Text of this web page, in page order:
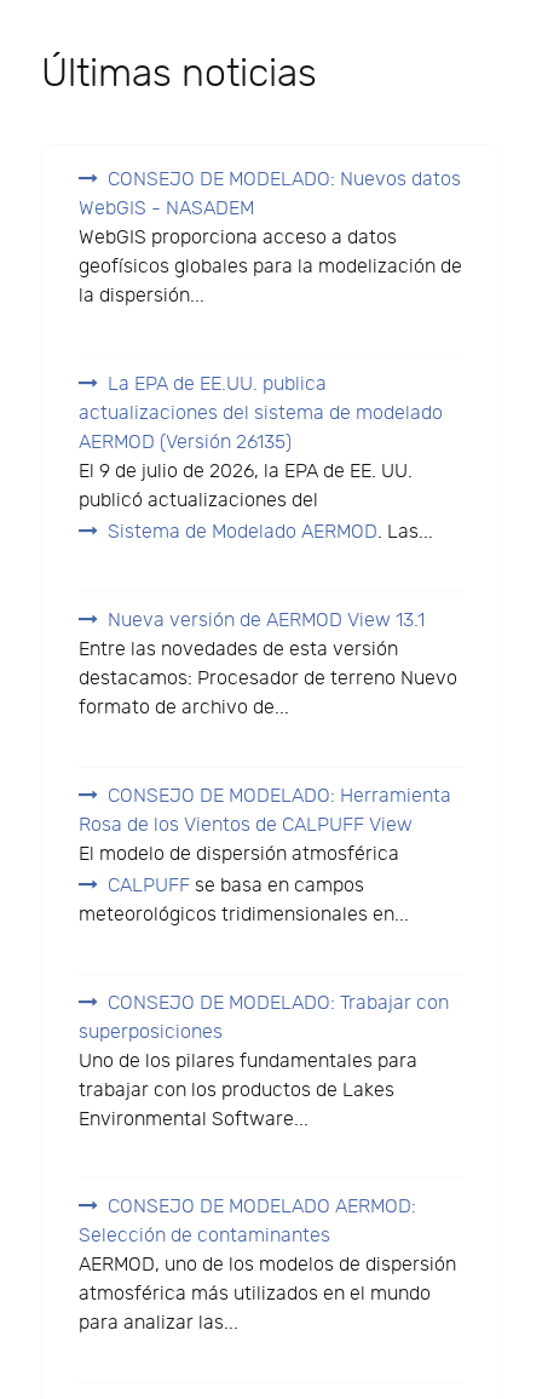
Últimas noticias
CONSEJO DE MODELADO: Nuevos datos
WebGIS - NASADEM
WebGIS proporciona acceso a datos
geofísicos globales para la modelización de
la dispersión...
La EPA de EE.UU. publica
actualizaciones del sistema de modelado
AERMOD (Versión 26135)
El 9 de julio de 2026, la EPA de EE. UU.
publicó actualizaciones del
Sistema de Modelado AERMOD. Las...
Nueva versión de AERMOD View 13.1
Entre las novedades de esta versión
destacamos: Procesador de terreno Nuevo
formato de archivo de...
CONSEJO DE MODELADO: Herramienta
Rosa de los Vientos de CALPUFF View
El modelo de dispersión atmosférica
CALPUFF se basa en campos
meteorológicos tridimensionales en...
CONSEJO DE MODELADO: Trabajar con
superposiciones
Uno de los pilares fundamentales para
trabajar con los productos de Lakes
Environmental Software...
CONSEJO DE MODELADO AERMOD:
Selección de contaminantes
AERMOD, uno de los modelos de dispersión
atmosférica más utilizados en el mundo
para analizar las...